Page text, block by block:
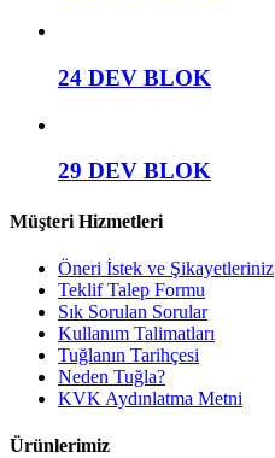
24 DEV BLOK
29 DEV BLOK
Müşteri Hizmetleri
Öneri İstek ve Şikayetleriniz
Teklif Talep Formu
Sık Sorulan Sorular
Kullanım Talimatları
Tuğlanın Tarihçesi
Neden Tuğla?
KVK Aydınlatma Metni
Ürünlerimiz